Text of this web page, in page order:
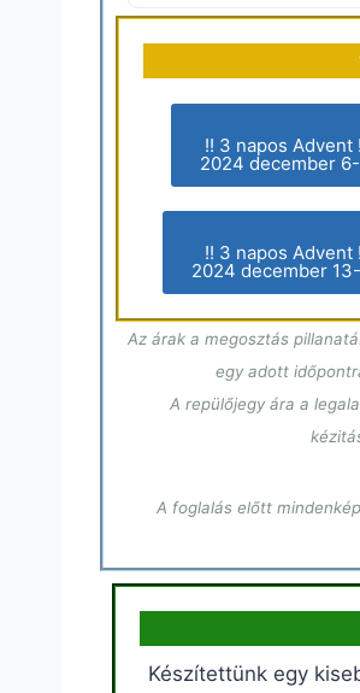
!! 3 napos Advent
2024 december
!! 3 napos Advent
2024 december
Az árak a megosztás
egy adott
A repülőjegy ára a
A foglalás előtt
Készítettünk egy